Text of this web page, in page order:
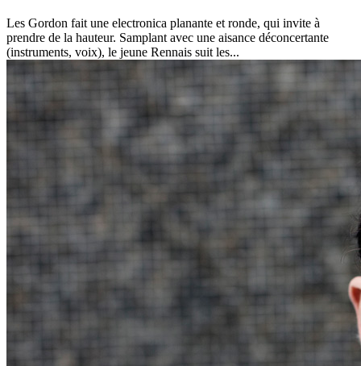
Les Gordon fait une electronica planante et ronde, qui invite à
prendre de la hauteur. Samplant avec une aisance déconcertante
(instruments, voix), le jeune Rennais suit les...